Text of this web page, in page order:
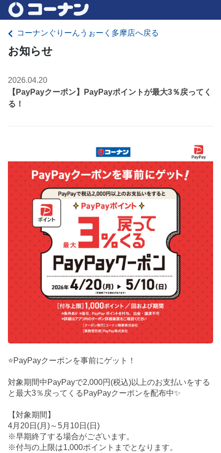
コーナンぐりーんうぉーく多摩店へ戻る
お知らせ
2026.04.20
【PayPayクーポン】PayPayポイントが最大3％戻ってく
る！
⭐PayPayクーポンを事前にゲット！
対象期間中PayPayで2,000円(税込)以上のお支払いをする
と最大3％戻ってくるPayPayクーポンを配布中✨
【対象期間】
4月20日(月)～5月10日(日)
※早期終了する場合がございます。
※付与の上限は1,000ポイントまでとなります。